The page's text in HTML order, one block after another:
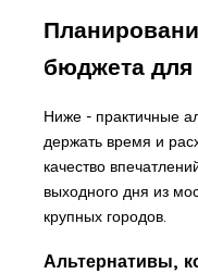
бюджета
Ниже - практичные
держать время и
качество
выходного дня из
крупных городов.
Альтернативы,